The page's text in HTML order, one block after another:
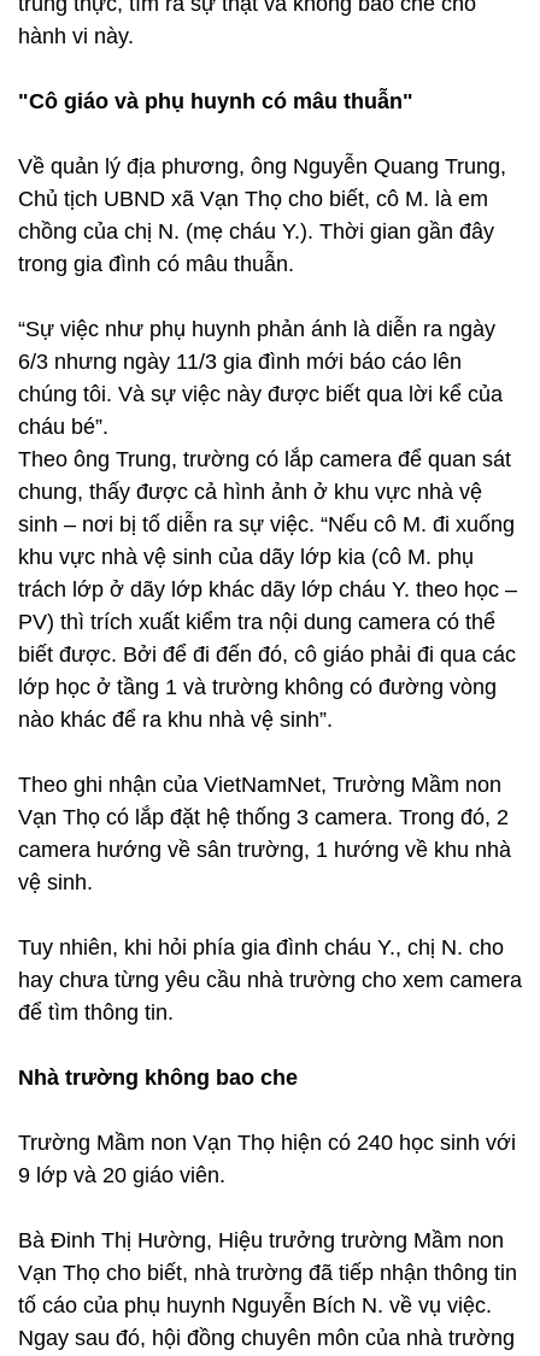
hành vi này.
"Cô giáo và phụ huynh có mâu thuẫn"
Về quản lý địa phương, ông Nguyễn Quang Trung,
Chủ tịch UBND xã Vạn Thọ cho biết, cô M. là em
chồng của chị N. (mẹ cháu Y.). Thời gian gần đây
trong gia đình có mâu thuẫn.
“Sự việc như phụ huynh phản ánh là diễn ra ngày
6/3 nhưng ngày 11/3 gia đình mới báo cáo lên
chúng tôi. Và sự việc này được biết qua lời kể của
cháu bé”.
Theo ông Trung, trường có lắp camera để quan sát
chung, thấy được cả hình ảnh ở khu vực nhà vệ
sinh – nơi bị tố diễn ra sự việc. “Nếu cô M. đi xuống
khu vực nhà vệ sinh của dãy lớp kia (cô M. phụ
trách lớp ở dãy lớp khác dãy lớp cháu Y. theo học –
PV) thì trích xuất kiểm tra nội dung camera có thể
biết được. Bởi để đi đến đó, cô giáo phải đi qua các
lớp học ở tầng 1 và trường không có đường vòng
nào khác để ra khu nhà vệ sinh”.
Theo ghi nhận của VietNamNet, Trường Mầm non
Vạn Thọ có lắp đặt hệ thống 3 camera. Trong đó, 2
camera hướng về sân trường, 1 hướng về khu nhà
vệ sinh.
Tuy nhiên, khi hỏi phía gia đình cháu Y., chị N. cho
hay chưa từng yêu cầu nhà trường cho xem camera
để tìm thông tin.
Nhà trường không bao che
Trường Mầm non Vạn Thọ hiện có 240 học sinh với
9 lớp và 20 giáo viên.
Bà Đinh Thị Hường, Hiệu trưởng trường Mầm non
Vạn Thọ cho biết, nhà trường đã tiếp nhận thông tin
tố cáo của phụ huynh Nguyễn Bích N. về vụ việc.
Ngay sau đó, hội đồng chuyên môn của nhà trường